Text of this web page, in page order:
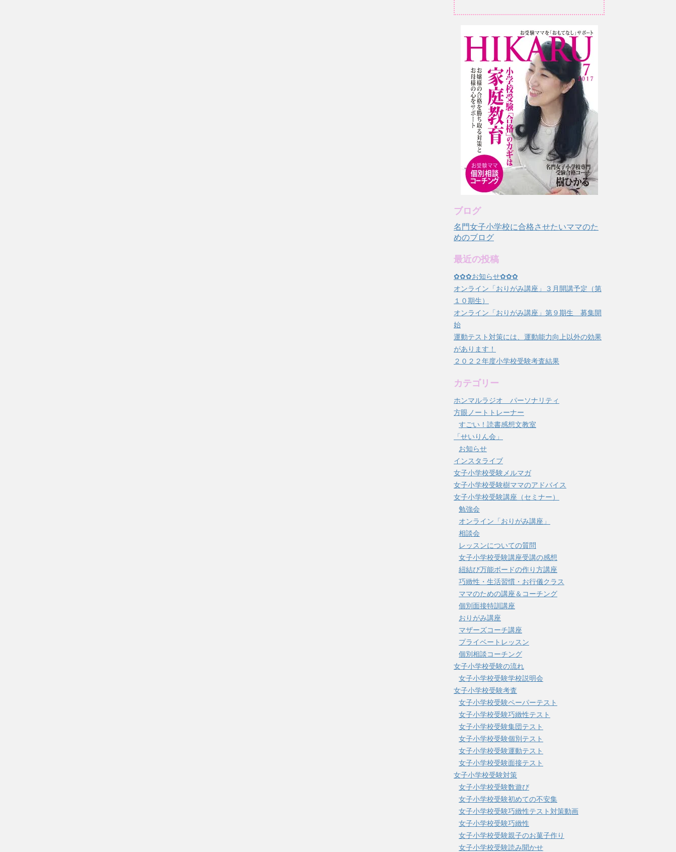
ブログ
名門女子小学校に合格させたいママのた
めのブログ
最近の投稿
✿✿✿お知らせ✿✿✿
オンライン「おりがみ講座」３月開講予定（第
１０期生）
オンライン「おりがみ講座」第９期生 募集開
始
運動テスト対策には、運動能力向上以外の効果
があります！
２０２２年度小学校受験考査結果
カテゴリー
ホンマルラジオ パーソナリティ
方眼ノートトレーナー
すごい！読書感想文教室
「せいりん会」
お知らせ
インスタライブ
女子小学校受験メルマガ
女子小学校受験樹ママのアドバイス
女子小学校受験講座（セミナー）
勉強会
オンライン「おりがみ講座」
相談会
レッスンについての質問
女子小学校受験講座受講の感想
紐結び万能ボードの作り方講座
巧緻性・生活習慣・お行儀クラス
ママのための講座＆コーチング
個別面接特訓講座
おりがみ講座
マザーズコーチ講座
プライベートレッスン
個別相談コーチング
女子小学校受験の流れ
女子小学校受験学校説明会
女子小学校受験考査
女子小学校受験ペーパーテスト
女子小学校受験巧緻性テスト
女子小学校受験集団テスト
女子小学校受験個別テスト
女子小学校受験運動テスト
女子小学校受験面接テスト
女子小学校受験対策
女子小学校受験数遊び
女子小学校受験初めての不安集
女子小学校受験巧緻性テスト対策動画
女子小学校受験巧緻性
女子小学校受験親子のお菓子作り
女子小学校受験読み聞かせ